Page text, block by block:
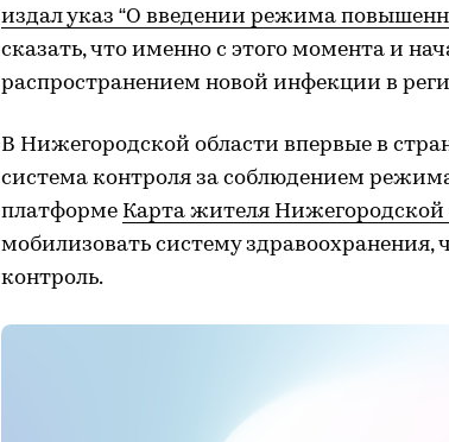
издал указ “О введении режима
сказать, что именно с этого момента и
распространением новой инфекции в
В Нижегородской области впервые в
система контроля за соблюдением
платформе Карта жителя Нижегородской
мобилизовать систему здравоохранения,
контроль.